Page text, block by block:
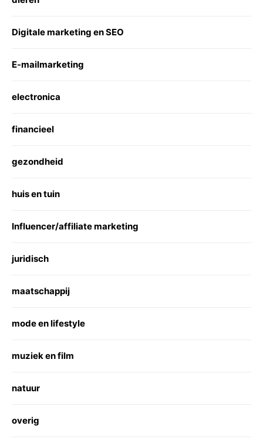
Digitale marketing en SEO
E-mailmarketing
electronica
financieel
gezondheid
huis en tuin
Influencer/affiliate marketing
juridisch
maatschappij
mode en lifestyle
muziek en film
natuur
overig